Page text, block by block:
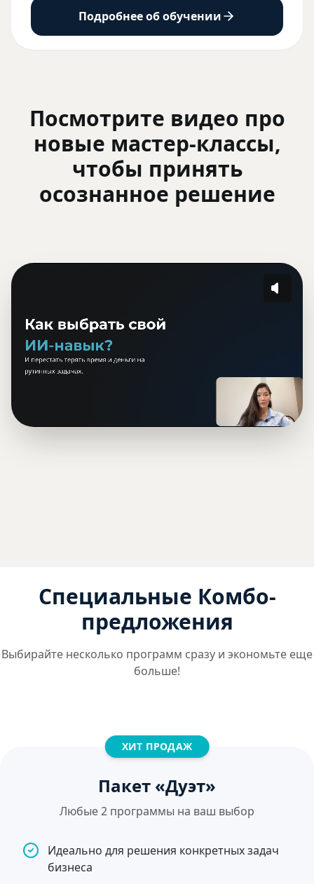
Подробнее об обучении
Посмотрите видео про
новые мастер-классы,
чтобы принять
осознанное решение
Специальные Комбо-
предложения
Выбирайте несколько программ сразу и экономьте еще
больше!
ХИТ ПРОДАЖ
Пакет «Дуэт»
Любые 2 программы на ваш выбор
Идеально для решения конкретных задач
бизнеса